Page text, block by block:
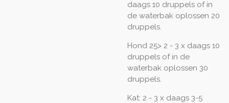
daags 10 druppels of in
de waterbak oplossen 20
druppels.
Hond 25> 2 - 3 x daags 10
druppels of in de
waterbak oplossen 30
druppels.
Kat: 2 - 3 x daags 3-5